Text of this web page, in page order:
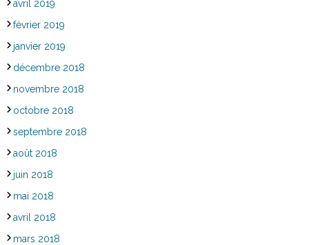
avril 2019
février 2019
janvier 2019
décembre 2018
novembre 2018
octobre 2018
septembre 2018
août 2018
juin 2018
mai 2018
avril 2018
mars 2018